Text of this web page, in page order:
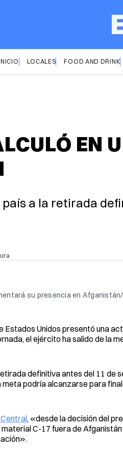
LOCALES FOOD AND DRINK
EN
a la retirada
su presencia en Afganistán/
Estados Unidos presentó una
el ejército ha salido de la
definitiva antes del 11 de
podría alcanzarse para
, «desde la decisión del
C-17 fuera de